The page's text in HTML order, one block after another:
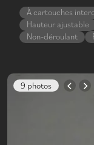
À cartouches
Hauteur ajustable
Non-déroulant
9 photos